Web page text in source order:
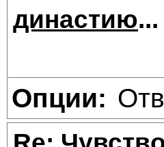
династию...
Опции: